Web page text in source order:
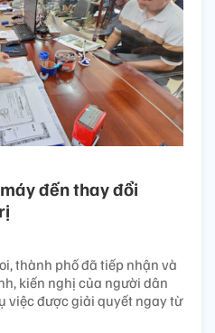
đến thay đổi
thành phố đã tiếp nhận và
kiến nghị của người dân
việc được giải quyết ngay từ